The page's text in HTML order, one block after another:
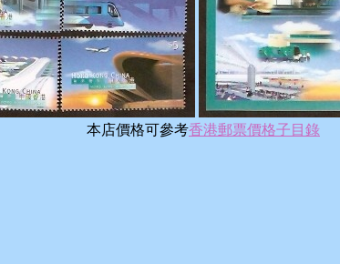
本店價格可參考香港郵票價格子目錄